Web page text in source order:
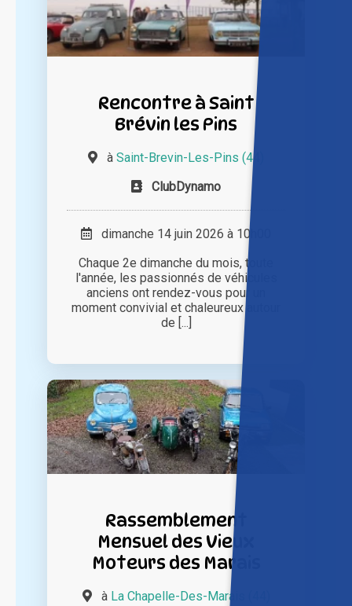
Rencontre à Saint
Brévin les Pins
à Saint-Brevin-Les-Pins (44)
ClubDynamo
dimanche 14 juin 2026 à 10h00
Chaque 2e dimanche du mois, toute
l'année, les passionnés de véhicules
anciens ont rendez-vous pour un
moment convivial et chaleureux autour
de [...]
Rassemblement
Mensuel des Vieux
Moteurs des Marais
à La Chapelle-Des-Marais (44)